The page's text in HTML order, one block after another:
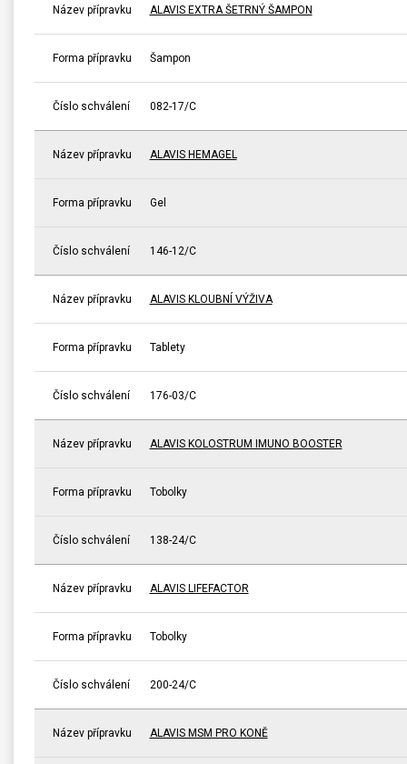
Název přípravku ALAVIS EXTRA ŠETRNÝ ŠAMPON
Forma přípravku Šampon
Číslo schválení 082-17/C
Název přípravku ALAVIS HEMAGEL
Forma přípravku Gel
Číslo schválení 146-12/C
Název přípravku ALAVIS KLOUBNÍ VÝŽIVA
Forma přípravku Tablety
Číslo schválení 176-03/C
Název přípravku ALAVIS KOLOSTRUM IMUNO BOOSTER
Forma přípravku Tobolky
Číslo schválení 138-24/C
Název přípravku ALAVIS LIFEFACTOR
Forma přípravku Tobolky
Číslo schválení 200-24/C
Název přípravku ALAVIS MSM PRO KONĚ